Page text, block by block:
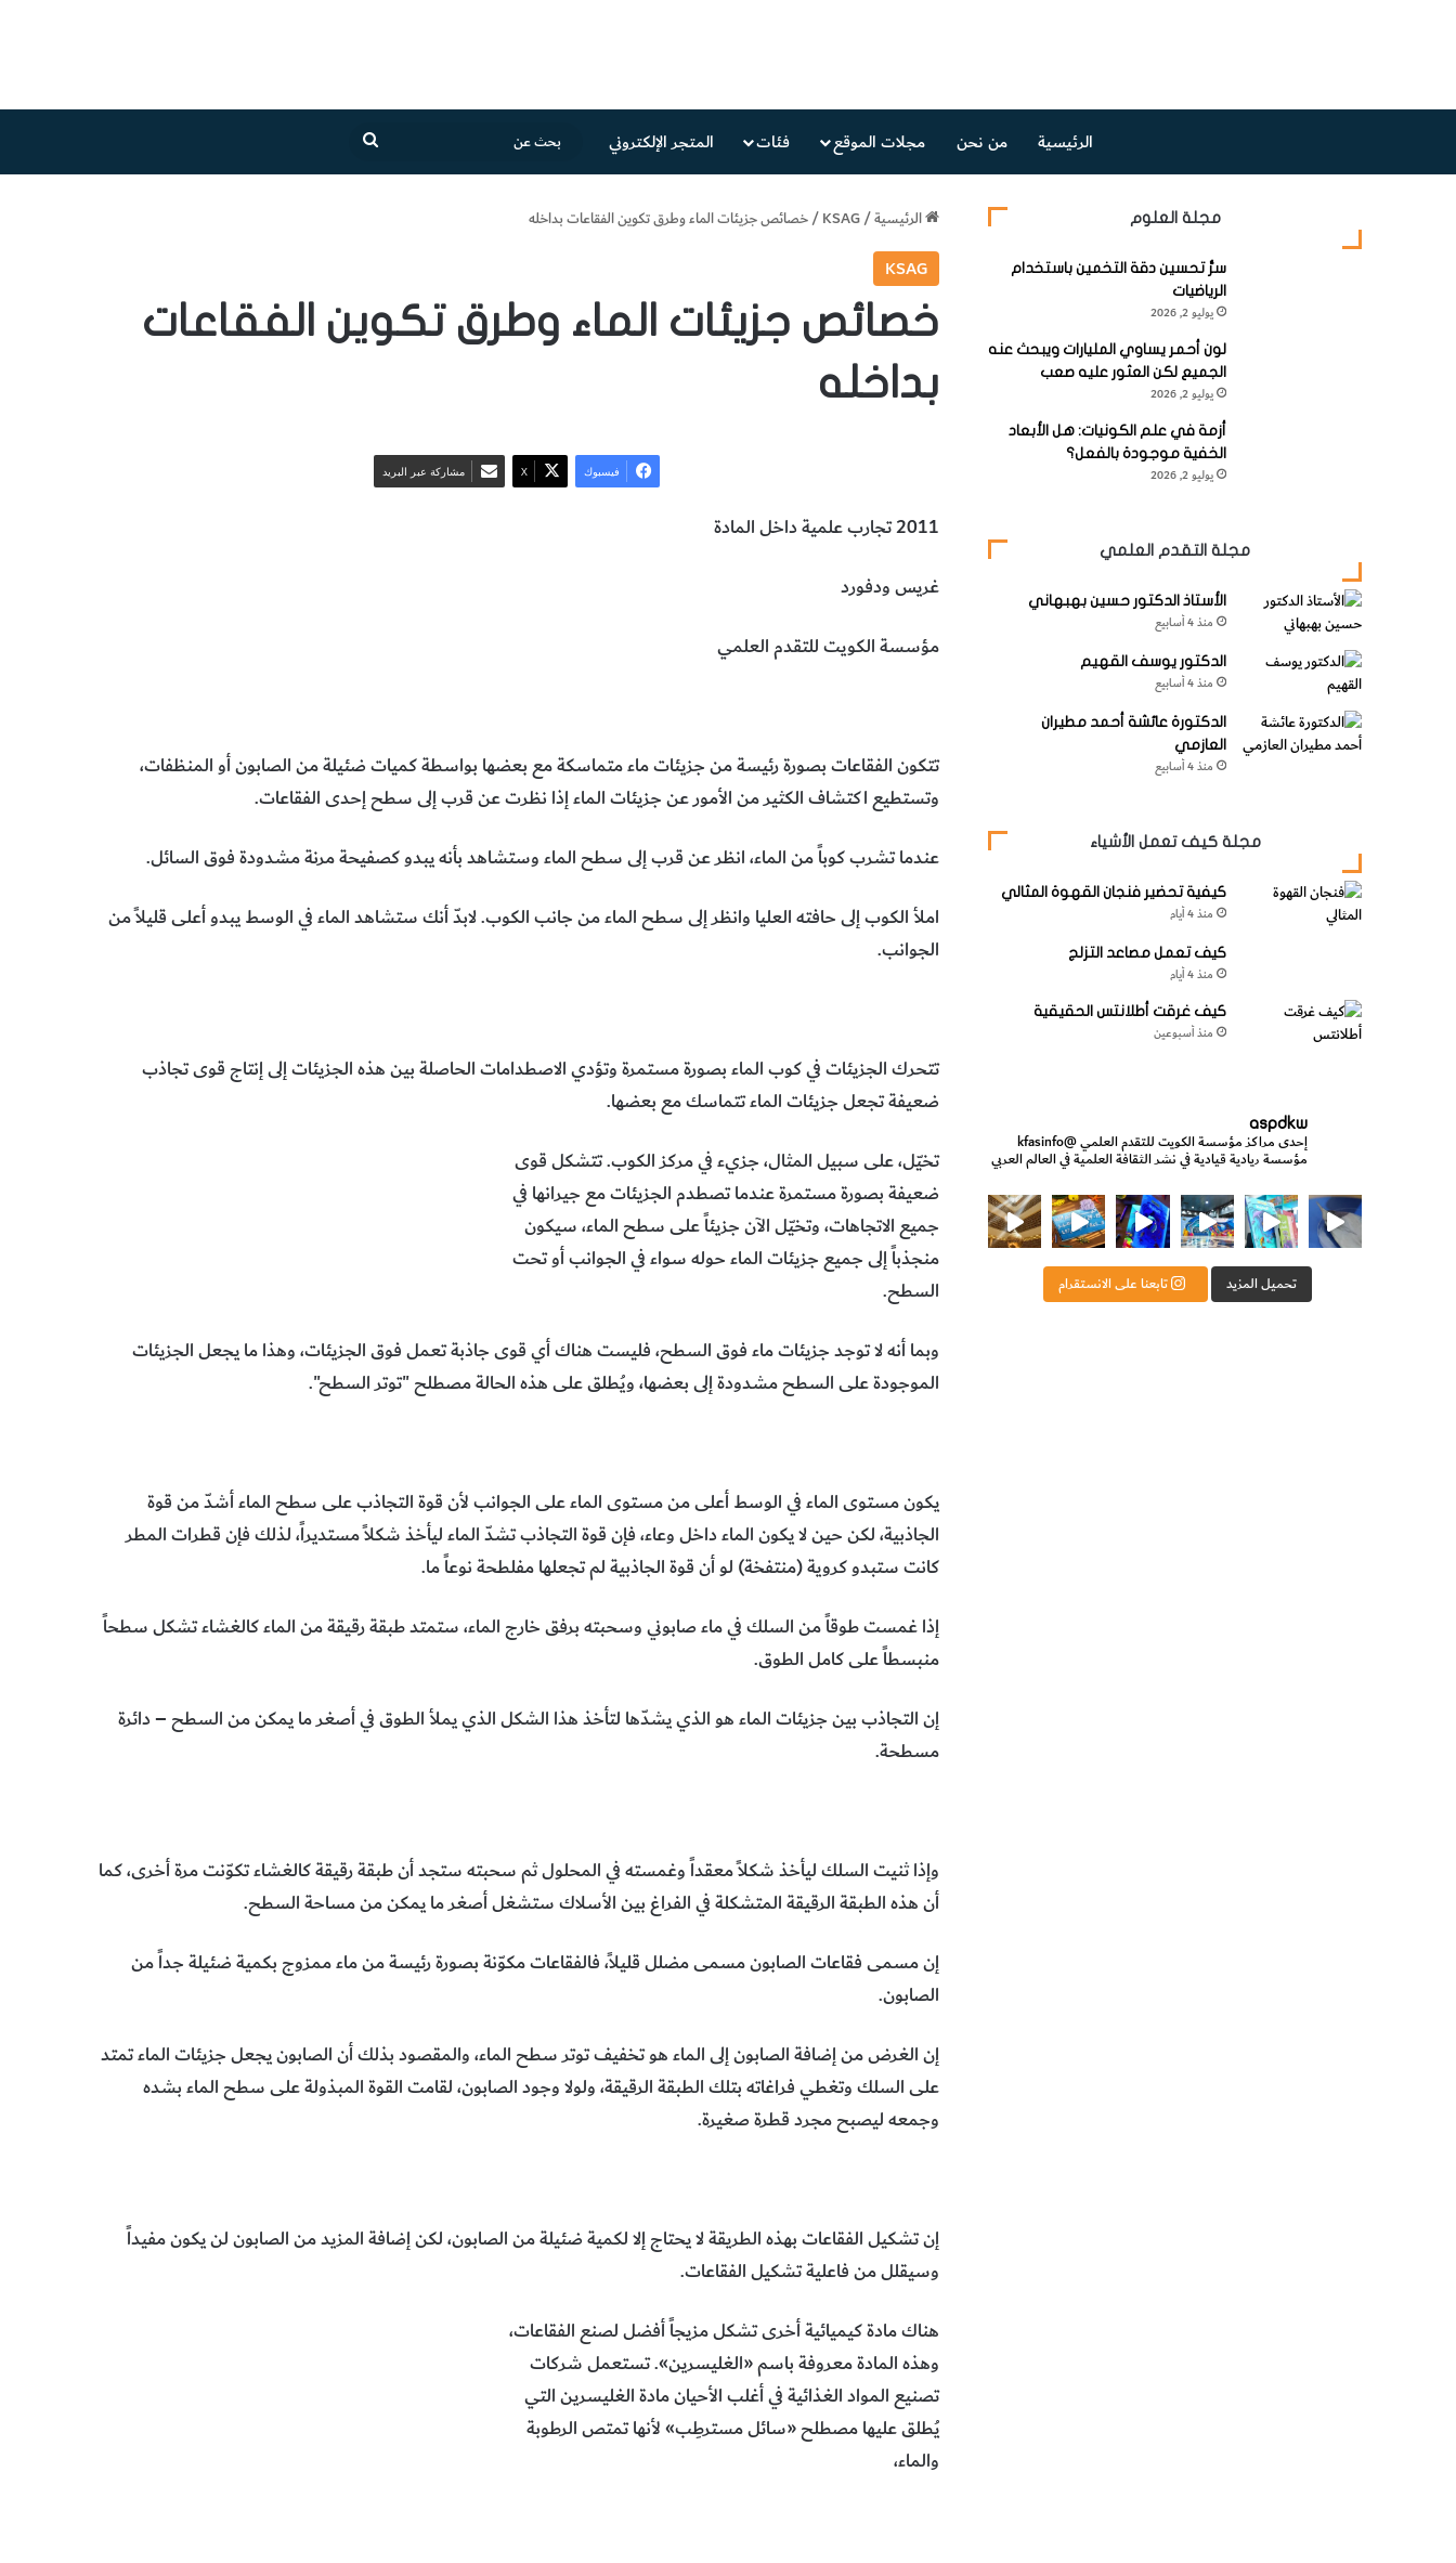
الرئيسية من نحن مجلات الموقع فئات المتجر الإلكتروني
عن
الرئيسية/
KSAG
/خصائص جزيئات الماء وطرق تكوين الفقاعات بداخله
KSAG
خصائص جزيئات الماء وطرق تكوين الفقاعات
بداخله
فيسبوك ‫X مشاركة عبر البريد
2011 تجارب علمية داخل المادة
غريس ودفورد
مؤسسة الكويت للتقدم العلمي
تتكون الفقاعات بصورة رئيسة من جزيئات ماء متماسكة مع بعضها بواسطة كميات ضئيلة من الصابون أو المنظفات،
وتستطيع اكتشاف الكثير من الأمور عن جزيئات الماء إذا نظرت عن قرب إلى سطح إحدى الفقاعات.
عندما تشرب كوباً من الماء، انظر عن قرب إلى سطح الماء وستشاهد بأنه يبدو كصفيحة مرنة مشدودة فوق السائل.
املأ الكوب إلى حافته العليا وانظر إلى سطح الماء من جانب الكوب. لابدّ أنك ستشاهد الماء في الوسط يبدو أعلى قليلاً من
الجوانب.
تتحرك الجزيئات في كوب الماء بصورة مستمرة وتؤدي الاصطدامات الحاصلة بين هذه الجزيئات إلى إنتاج قوى تجاذب
ضعيفة تجعل جزيئات الماء تتماسك مع بعضها.
تخيّل، على سبيل المثال، جزيء في مركز الكوب. تتشكل قوى
ضعيفة بصورة مستمرة عندما تصطدم الجزيئات مع جيرانها في
جميع الاتجاهات، وتخيّل الآن جزيئاً على سطح الماء، سيكون
منجذباً إلى جميع جزيئات الماء حوله سواء في الجوانب أو تحت
السطح.
وبما أنه لا توجد جزيئات ماء فوق السطح، فليست هناك أي قوى جاذبة تعمل فوق الجزيئات، وهذا ما يجعل الجزيئات
الموجودة على السطح مشدودة إلى بعضها، ويُطلق على هذه الحالة مصطلح "توتر السطح".
يكون مستوى الماء في الوسط أعلى من مستوى الماء على الجوانب لأن قوة التجاذب على سطح الماء أشدّ من قوة
الجاذبية، لكن حين لا يكون الماء داخل وعاء، فإن قوة التجاذب تشدّ الماء ليأخذ شكلاً مستديراً، لذلك فإن قطرات المطر
كانت ستبدو كروية (منتفخة) لو أن قوة الجاذبية لم تجعلها مفلطحة نوعاً ما.
إذا غمست طوقاً من السلك في ماء صابوني وسحبته برفق خارج الماء، ستمتد طبقة رقيقة من الماء كالغشاء تشكل سطحاً
منبسطاً على كامل الطوق.
إن التجاذب بين جزيئات الماء هو الذي يشدّها لتأخذ هذا الشكل الذي يملأ الطوق في أصغر ما يمكن من السطح – دائرة
مسطحة.
وإذا ثنيت السلك ليأخذ شكلاً معقداً وغمسته في المحلول ثم سحبته ستجد أن طبقة رقيقة كالغشاء تكوّنت مرة أخرى، كما
أن هذه الطبقة الرقيقة المتشكلة في الفراغ بين الأسلاك ستشغل أصغر ما يمكن من مساحة السطح.
إن مسمى فقاعات الصابون مسمى مضلل قليلاً، فالفقاعات مكوّنة بصورة رئيسة من ماء ممزوج بكمية ضئيلة جداً من
الصابون.
إن الغرض من إضافة الصابون إلى الماء هو تخفيف توتر سطح الماء، والمقصود بذلك أن الصابون يجعل جزيئات الماء تمتد
على السلك وتغطي فراغاته بتلك الطبقة الرقيقة، ولولا وجود الصابون، لقامت القوة المبذولة على سطح الماء بشده
وجمعه ليصبح مجرد قطرة صغيرة.
إن تشكيل الفقاعات بهذه الطريقة لا يحتاج إلا لكمية ضئيلة من الصابون، لكن إضافة المزيد من الصابون لن يكون مفيداً
وسيقلل من فاعلية تشكيل الفقاعات.
هناك مادة كيميائية أخرى تشكل مزيجاً أفضل لصنع الفقاعات،
وهذه المادة معروفة باسم «الغليسرين». تستعمل شركات
تصنيع المواد الغذائية في أغلب الأحيان مادة الغليسرين التي
يُطلق عليها مصطلح «سائل مسترطِب» لأنها تمتص الرطوبة
والماء،
مجلة العلوم
سرُّ تحسين دقة التخمين باستخدام
الرياضيات
يوليو 2, 2026
لون أحمر يساوي المليارات ويبحث عنه
الجميع لكن العثور عليه صعب
يوليو 2, 2026
أزمة في علم الكونيات: هل الأبعاد
الخفية موجودة بالفعل؟
يوليو 2, 2026
مجلة التقدم العلمي
الأستاذ الدكتور حسين بهبهاني
منذ 4 أسابيع
الدكتور يوسف القهيم
منذ 4 أسابيع
الدكتورة عائشة أحمد مطيران
العازمي
منذ 4 أسابيع
مجلة كيف تعمل الأشياء
كيفية تحضير فنجان القهوة المثالي
منذ 4 أيام
كيف تعمل مصاعد التزلج
منذ 4 أيام
كيف غرقت أطلانتس الحقيقية
منذ أسبوعين
aspdkw
إحدى مراكز مؤسسة الكويت للتقدم العلمي@kfasinfo
مؤسسة ريادية قيادية في نشر الثقافة العلمية في العالم العربي
ووزير الدولة لشؤون الش
من الأعماق نكتشف ومن الكتب نتعلّم⁨ رجعنا! ما كنّا بعيد! مجهزين لكم كل جديد!⁩
تحميل المزيد تابعنا على الانستقرام